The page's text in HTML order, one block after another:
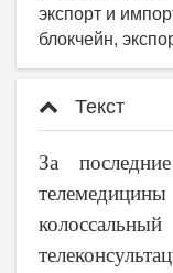
экспорт и
блокчейн,
Текст
За